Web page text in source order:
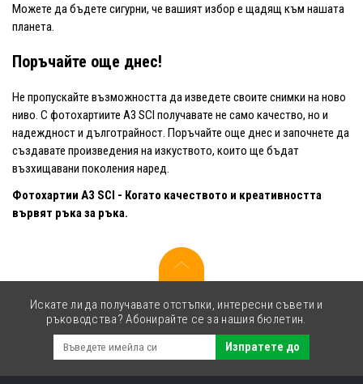
Можете да бъдете сигурни, че вашият избор е щадящ към нашата
планета.
Поръчайте още днес!
Не пропускайте възможността да изведете своите снимки на ново
ниво. С фотохартиите A3 SCI получавате не само качество, но и
надеждност и дълготрайност. Поръчайте още днес и започнете да
създавате произведения на изкуството, които ще бъдат
възхищавани поколения наред.
Фотохартии A3 SCI - Когато качеството и креативността
вървят ръка за ръка.
Искате ли да получавате отстъпки, интересни съвети и
ръководства? Абонирайте се за нашия бюлетин.
Изпратете до